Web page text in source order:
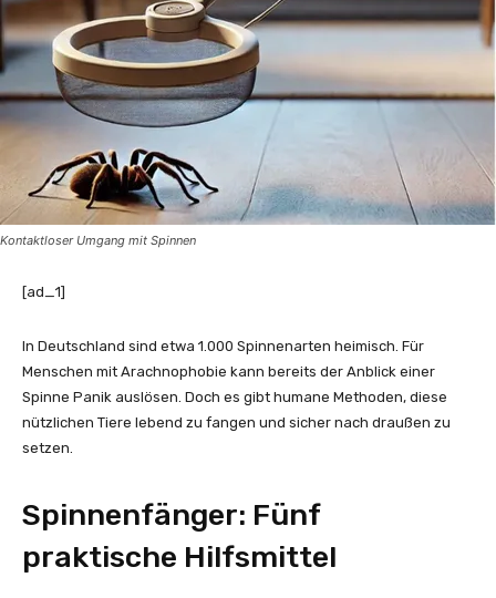
Kontaktloser Umgang mit Spinnen
[ad_1]
In Deutschland sind etwa 1.000 Spinnenarten heimisch. Für
Menschen mit Arachnophobie kann bereits der Anblick einer
Spinne Panik auslösen. Doch es gibt humane Methoden, diese
nützlichen Tiere lebend zu fangen und sicher nach draußen zu
setzen.
Spinnenfänger: Fünf
praktische Hilfsmittel